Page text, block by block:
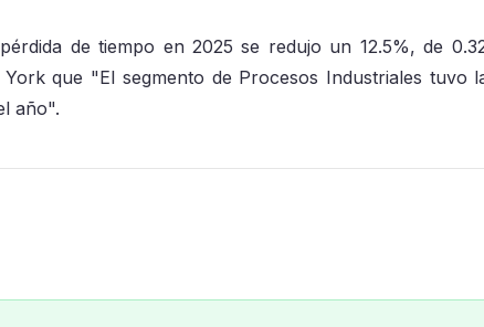
de tiempo en 2025 se redujo un 12.5%, de
que "El segmento de Procesos Industriales tuvo
año".